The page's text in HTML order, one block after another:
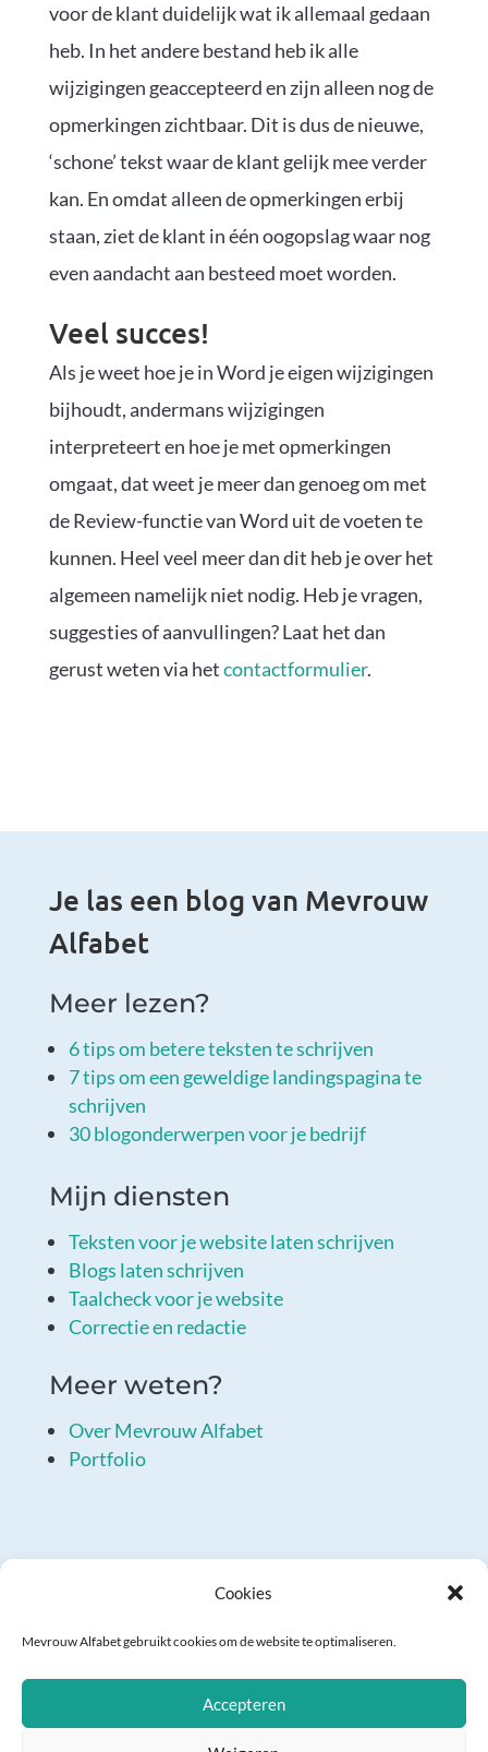
Cookies
Mevrouw Alfabet gebruikt cookies om de website te optimaliseren.
Accepteren
voor de klant duidelijk wat ik allemaal gedaan
heb. In het andere bestand heb ik alle
wijzigingen geaccepteerd en zijn alleen nog de
opmerkingen zichtbaar. Dit is dus de nieuwe,
‘schone’ tekst waar de klant gelijk mee verder
kan. En omdat alleen de opmerkingen erbij
staan, ziet de klant in één oogopslag waar nog
even aandacht aan besteed moet worden.
Veel succes!
Als je weet hoe je in Word je eigen wijzigingen
bijhoudt, andermans wijzigingen
interpreteert en hoe je met opmerkingen
omgaat, dat weet je meer dan genoeg om met
de Review-functie van Word uit de voeten te
kunnen. Heel veel meer dan dit heb je over het
algemeen namelijk niet nodig. Heb je vragen,
suggesties of aanvullingen? Laat het dan
gerust weten via hetcontactformulier.
Je las een blog van Mevrouw
Alfabet
Meer lezen?
6 tips om betere teksten te schrijven
7 tips om een geweldige landingspagina te
schrijven
30 blogonderwerpen voor je bedrijf
Mijn diensten
Teksten voor je website laten schrijven
Blogs laten schrijven
Taalcheck voor je website
Correctie en redactie
Meer weten?
Over Mevrouw Alfabet
Portfolio
| Fotografie:Carola Doornbos